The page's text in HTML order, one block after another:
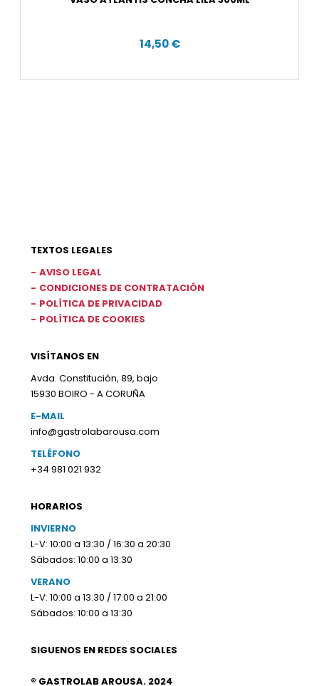
14,50 €
TEXTOS LEGALES
AVISO LEGAL
CONDICIONES DE CONTRATACIÓN
POLÍTICA DE PRIVACIDAD
POLÍTICA DE COOKIES
VISÍTANOS EN
Avda. Constitución, 89, bajo
15930 BOIRO - A CORUÑA
E-MAIL
info@gastrolabarousa.com
TELÉFONO
+34 981 021 932
HORARIOS
INVIERNO
L-V: 10:00 a 13:30 / 16:30 a 20:30
Sábados: 10:00 a 13:30
VERANO
L-V: 10:00 a 13:30 / 17:00 a 21:00
Sábados: 10:00 a 13:30
SIGUENOS EN REDES SOCIALES
® GASTROLAB AROUSA. 2024